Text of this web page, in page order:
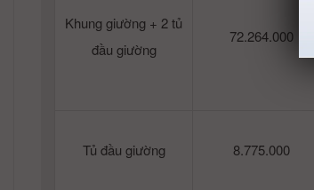
Khung giường + 2 tủ
đầu giường
72.264.000
Tủ đầu giường 8.775.000